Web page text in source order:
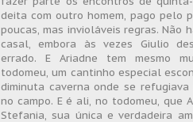
deita com outro homem, pago pelo
poucas, mas invioláveis regras. Não
casal, embora às vezes Giulio
errado. E Ariadne tem mesmo
todomeu, um cantinho especial
diminuta caverna onde se
no campo. E é ali, no todomeu, que
Stefania, sua única e verdadeira